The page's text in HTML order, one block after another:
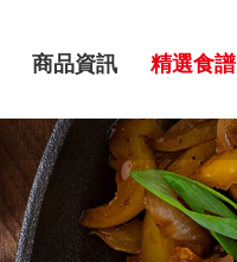
商品資訊 精選食譜